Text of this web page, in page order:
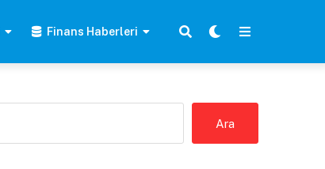
Finans Haberleri
Ara